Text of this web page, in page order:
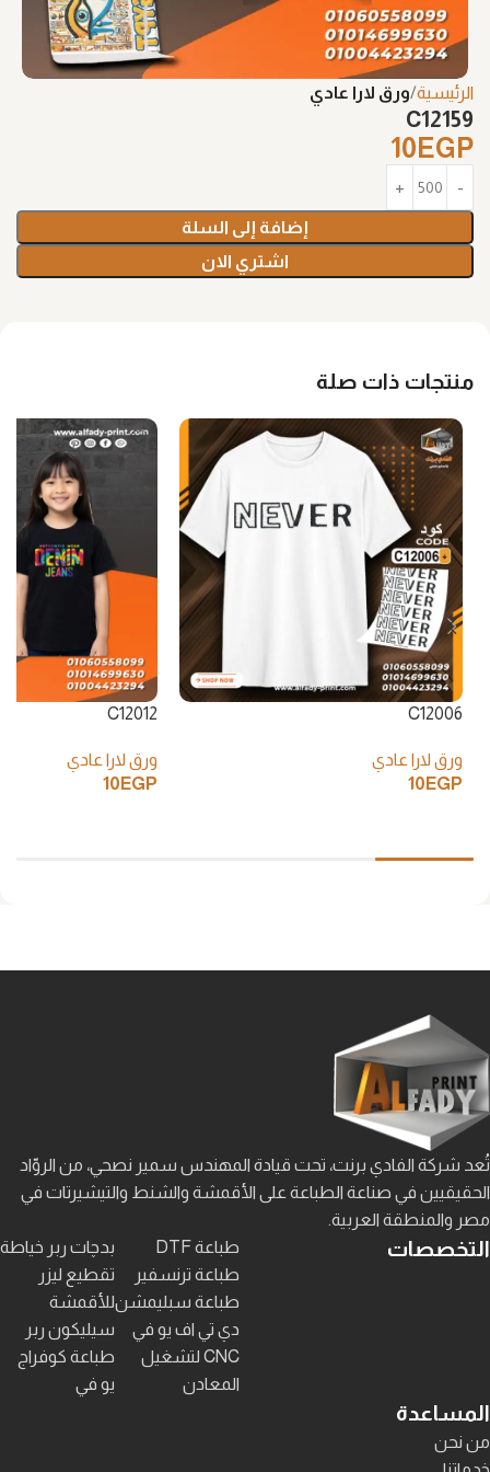
الرئيسية ورق لارا عادي
C12159
10 EGP
إضافة إلى السلة
اشتري الان
منتجات ذات صلة
C12006
ورق لارا عادي
10 EGP
C12012
ورق لارا عادي
10 EGP
تُعد شركة الفادي برنت، تحت قيادة المهندس سمير نصحي، من الروّاد
الحقيقيين في صناعة الطباعة على الأقمشة والشنط والتيشيرتات في
مصر والمنطقة العربية.
التخصصات
طباعة DTF
طباعة ترنسفير
طباعة سبليمشن
دي تي اف يو في
CNC لتشغيل
المعادن
بدچات ربر خياطة
تقطيع ليزر
للأقمشة
سيليكون ربر
طباعة كوفراج
يو في
المساعدة
من نحن